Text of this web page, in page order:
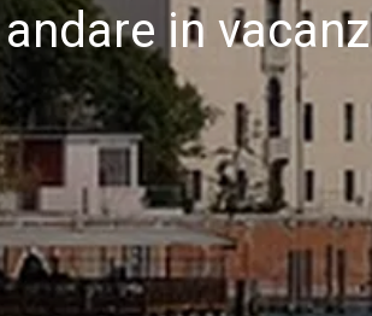
in